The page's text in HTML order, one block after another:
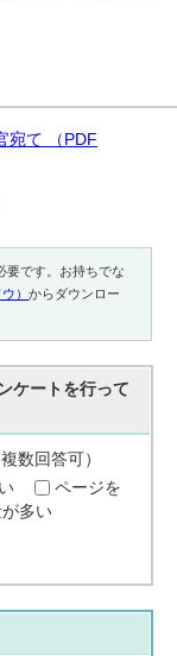
宛て （PDF
要です。お持ちでな
ウ）からダウンロー
ケートを行って
数回答可）
ページを
多い